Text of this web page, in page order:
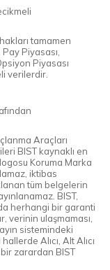
tamamen
Piyasası,
Piyasası
verilerdir.
Araçları
BIST kaynaklı en
Koruma Marka
iktibas
tüm belgelerin
BIST,
herhangi bir garanti
verinin ulaşmaması,
sistemindeki
Alıcı, Alt Alıcı
zarardan BIST